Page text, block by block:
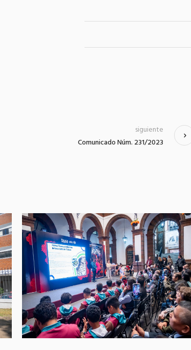
Comunicado Núm. 231/2023
siguiente